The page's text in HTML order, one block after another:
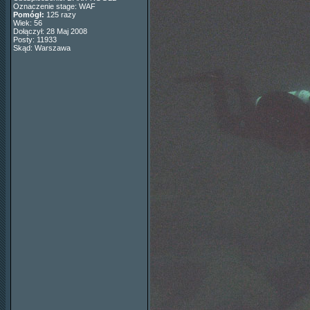
Oznaczenie stage: WAF
Pomógł: 125 razy
Wiek: 56
Dołączył: 28 Maj 2008
Posty: 11933
Skąd: Warszawa